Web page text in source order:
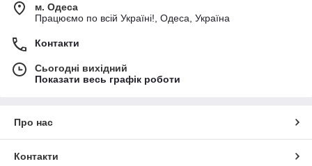
м. Одеса
Працюємо по всій Україні!, Одеса, Україна
Контакти
Сьогодні вихідний
Показати весь графік роботи
Про нас
Контакти